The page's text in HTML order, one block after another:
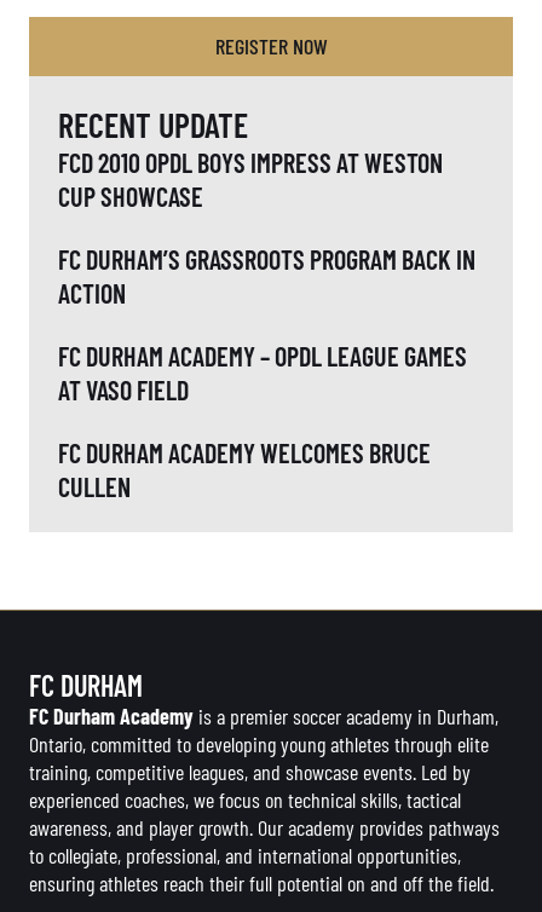
REGISTER NOW
RECENT UPDATE
FCD 2010 OPDL BOYS IMPRESS AT WESTON
CUP SHOWCASE
FC DURHAM’S GRASSROOTS PROGRAM BACK IN
ACTION
FC DURHAM ACADEMY – OPDL LEAGUE GAMES
AT VASO FIELD
FC DURHAM ACADEMY WELCOMES BRUCE
CULLEN
FC DURHAM
FC Durham Academy is a premier soccer academy in Durham,
Ontario, committed to developing young athletes through elite
training, competitive leagues, and showcase events. Led by
experienced coaches, we focus on technical skills, tactical
awareness, and player growth. Our academy provides pathways
to collegiate, professional, and international opportunities,
ensuring athletes reach their full potential on and off the field.